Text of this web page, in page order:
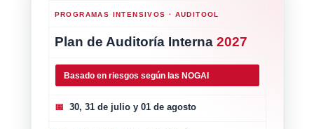
PROGRAMAS INTENSIVOS · AUDITOOL
Plan de Auditoría Interna 2027
Basado en riesgos según las NOGAI
📅 30, 31 de julio y 01 de agosto